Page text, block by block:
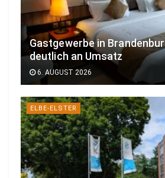
Gastgewerbe in
deutlich an Umsatz
6. AUGUST 2026
ELBE-ELSTER